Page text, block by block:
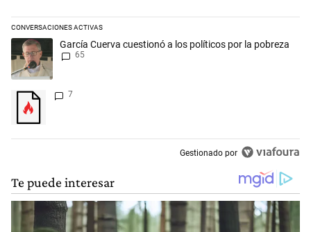
CONVERSACIONES ACTIVAS
Este listado muestra los artículos con más comentarios en los
Un artículo de tendencia con el título "García Cuerva cuestionó a los
García Cuerva cuestionó a los políticos por la pobreza
65
Un artículo de tendencia con el título "" con 7 comentarios.
7
Gestionado por